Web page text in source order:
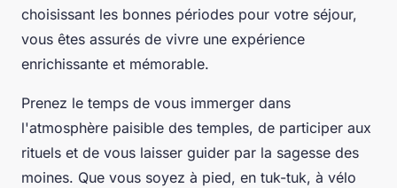
choisissant les bonnes périodes pour votre séjour,
vous êtes assurés de vivre une expérience
enrichissante et mémorable.
Prenez le temps de vous immerger dans
l'atmosphère paisible des temples, de participer aux
rituels et de vous laisser guider par la sagesse des
moines. Que vous soyez à pied, en tuk-tuk, à vélo